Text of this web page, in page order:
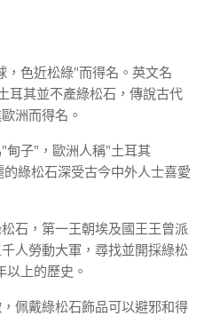
色近松綠"而得名。英文名
耳其並不產綠松石，傳說古代
洲而得名。
甸子"，歐洲人稱"土耳其
綠松石深受古今中外人士喜愛
石，第一王朝埃及國王王曾派
人勞動大軍，尋找並開採綠松
上的歷史。
佩戴綠松石飾品可以避邪和得